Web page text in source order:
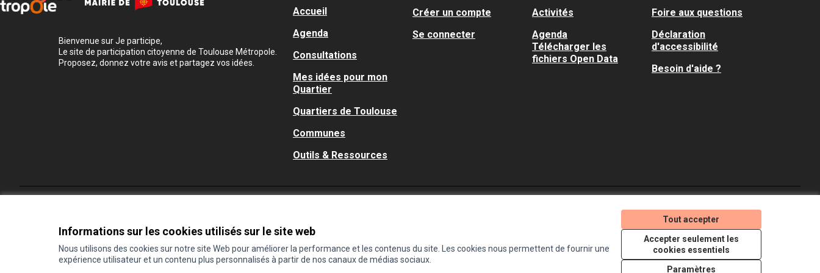
Informations sur les cookies utilisés sur le site web
Nous utilisons des cookies sur notre site Web pour améliorer la performance et les contenus du site. Les cookies nous permettent de fournir une
expérience utilisateur et un contenu plus personnalisés à partir de nos canaux de médias sociaux.
Tout accepter
Accepter seulement les
cookies essentiels
Paramètres
Bienvenue sur Je participe,
Le site de participation citoyenne de Toulouse Métropole.
Proposez, donnez votre avis et partagez vos idées.
Accueil
Agenda
Consultations
Mes idées pour mon
Quartier
Quartiers de Toulouse
Communes
Outils & Ressources
Créer un compte
Se connecter
Activités
Agenda
Télécharger les
fichiers Open Data
Foire aux questions
Déclaration
d'accessibilité
Besoin d'aide ?
(Lien externe)
(Lien externe)
(Lien externe)
Licence Creative
(Lien externe)